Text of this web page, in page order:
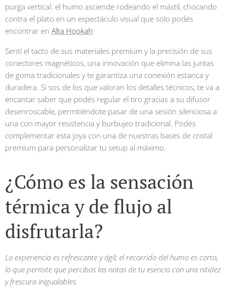
purga vertical: el humo asciende rodeando el mástil, chocando
contra el plato en un espectáculo visual que solo podés
encontrar en Alta Hookah.
Sentí el tacto de sus materiales premium y la precisión de sus
conectores magnéticos, una innovación que elimina las juntas
de goma tradicionales y te garantiza una conexión estanca y
duradera. Si sos de los que valoran los detalles técnicos, te va a
encantar saber que podés regular el tiro gracias a su difusor
desenroscable, permitiéndote pasar de una sesión silenciosa a
una con mayor resistencia y burbujeo tradicional. Podés
complementar esta joya con una de nuestras bases de cristal
premium para personalizar tu setup al máximo.
¿Cómo es la sensación
térmica y de flujo al
disfrutarla?
La experiencia es refrescante y ágil; el recorrido del humo es corto,
lo que permite que percibas las notas de tu esencia con una nitidez
y frescura inigualables.